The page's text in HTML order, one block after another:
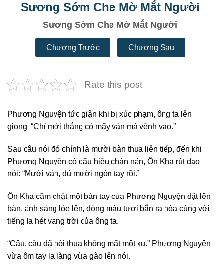
Sương Sớm Che Mờ Mắt Người
Sương Sớm Che Mờ Mắt Người
Chương Trước Chương Sau
Rate this post
Phương Nguyện tức giận khi bị xúc phạm, ông ta lên
giọng: “Chỉ mới thắng có mấy ván mà vênh váo.”
Sau câu nói đó chính là mười bàn thua liên tiếp, đến khi
Phương Nguyện có dấu hiệu chán nản, Ôn Kha rút dao
nói: “Mười ván, đủ mười ngón tay rồi.”
Ôn Kha cầm chặt một bàn tay của Phương Nguyện đặt lên
bàn, ánh sáng lóe lên, dòng máu tươi bắn ra hòa cùng với
tiếng la hét vang trời của ông ta.
“Cậu, cậu đã nói thua không mất một xu.” Phương Nguyện
vừa ôm tay la làng vừa gào lên nói.